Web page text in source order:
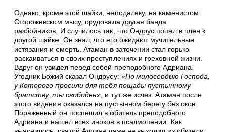
Однако, кроме этой шайки, неподалеку, на каменистом
Сторожевском мысу, орудовала другая банда
разбойников. И случилось так, что Ондрус попал в плен к
другой шайке. Он знал, что его ожидают мучительные
истязания и смерть. Атаман в заточении стал горько
раскаиваться в своих преступлениях и греховной жизни.
Вдруг он увидел перед собой преподобного Адриана.
Угодник Божий сказал Ондрусу: «По милосердию Господа,
у Которого просили для тебя пощады пустынному
братству, ты свободен» , и тут же исчез. Атаман после
этого видения оказался на пустынном берегу без оков.
Пораженный он поспешил в обитель преподобного
Адриана и нашел всех иноков в псалмопении. Как